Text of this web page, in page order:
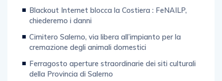
Blackout Internet blocca la Costiera : FeNAILP,
chiederemo i danni
Cimitero Salerno, via libera all’impianto per la
cremazione degli animali domestici
Ferragosto aperture straordinarie dei siti culturali
della Provincia di Salerno